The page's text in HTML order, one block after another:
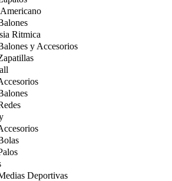
Ritmica
y Accesorios
Deportivas